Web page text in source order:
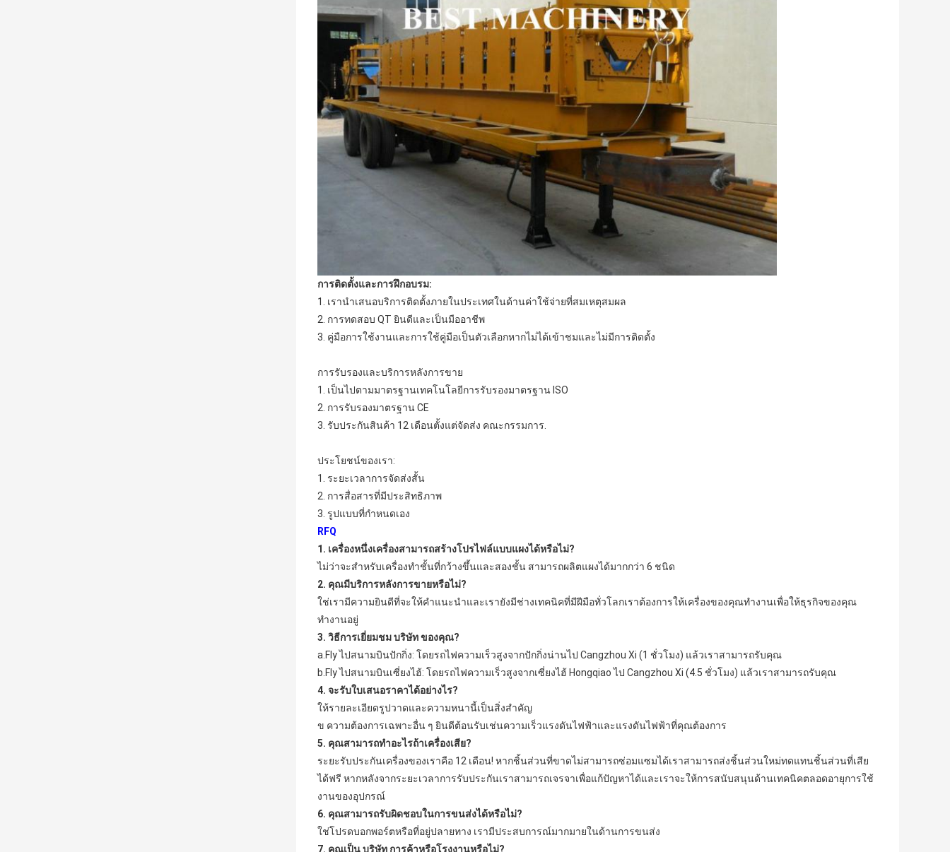
การติดตั้งและการฝึกอบรม:
1. เรานำเสนอบริการติดตั้งภายในประเทศในด้านค่าใช้จ่ายที่สมเหตุสมผล
2. การทดสอบ QT ยินดีและเป็นมืออาชีพ
3. คู่มือการใช้งานและการใช้คู่มือเป็นตัวเลือกหากไม่ได้เข้าชมและไม่มีการติดตั้ง
การรับรองและบริการหลังการขาย
1. เป็นไปตามมาตรฐานเทคโนโลยีการรับรองมาตรฐาน ISO
2. การรับรองมาตรฐาน CE
3. รับประกันสินค้า 12 เดือนตั้งแต่จัดส่ง คณะกรรมการ.
ประโยชน์ของเรา:
1. ระยะเวลาการจัดส่งสั้น
2. การสื่อสารที่มีประสิทธิภาพ
3. รูปแบบที่กำหนดเอง
RFQ
1. เครื่องหนึ่งเครื่องสามารถสร้างโปรไฟล์แบบแผงได้หรือไม่?
ไม่ว่าจะสำหรับเครื่องทำชั้นที่กว้างขึ้นและสองชั้น สามารถผลิตแผงได้มากกว่า 6 ชนิด
2. คุณมีบริการหลังการขายหรือไม่?
ใช่เรามีความยินดีที่จะให้คำแนะนำและเรายังมีช่างเทคนิคที่มีฝีมือทั่วโลกเราต้องการให้เครื่องของคุณทำงานเพื่อให้ธุรกิจของคุณ
ทำงานอยู่
3. วิธีการเยี่ยมชม บริษัท ของคุณ?
a.Fly ไปสนามบินปักกิ่ง: โดยรถไฟความเร็วสูงจากปักกิ่งน่านไป Cangzhou Xi (1 ชั่วโมง) แล้วเราสามารถรับคุณ
b.Fly ไปสนามบินเซี่ยงไฮ้: โดยรถไฟความเร็วสูงจากเซี่ยงไฮ้ Hongqiao ไป Cangzhou Xi (4.5 ชั่วโมง) แล้วเราสามารถรับคุณ
4. จะรับใบเสนอราคาได้อย่างไร?
ให้รายละเอียดรูปวาดและความหนานี้เป็นสิ่งสำคัญ
ข ความต้องการเฉพาะอื่น ๆ ยินดีต้อนรับเช่นความเร็วแรงดันไฟฟ้าและแรงดันไฟฟ้าที่คุณต้องการ
5. คุณสามารถทำอะไรถ้าเครื่องเสีย?
ระยะรับประกันเครื่องของเราคือ 12 เดือน! หากชิ้นส่วนที่ขาดไม่สามารถซ่อมแซมได้เราสามารถส่งชิ้นส่วนใหม่ทดแทนชิ้นส่วนที่เสีย
ได้ฟรี หากหลังจากระยะเวลาการรับประกันเราสามารถเจรจาเพื่อแก้ปัญหาได้และเราจะให้การสนับสนุนด้านเทคนิคตลอดอายุการใช้
งานของอุปกรณ์
6. คุณสามารถรับผิดชอบในการขนส่งได้หรือไม่?
ใช่โปรดบอกพอร์ตหรือที่อยู่ปลายทาง เรามีประสบการณ์มากมายในด้านการขนส่ง
7. คุณเป็น บริษัท การค้าหรือโรงงานหรือไม่?